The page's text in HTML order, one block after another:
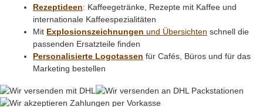
Rezeptideen: Kaffeegetränke, Rezepte mit Kaffee und
internationale Kaffeespezialitäten
Mit Explosionszeichnungen und Übersichten schnell die
passenden Ersatzteile finden
Personalisierte Logotassen für Cafés, Büros und für das
Marketing bestellen